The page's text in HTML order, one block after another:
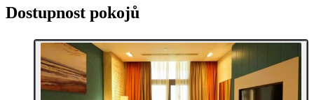
Dostupnost pokojů